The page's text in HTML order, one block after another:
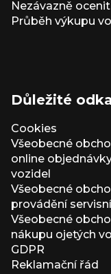
Nezávazně ocenit
Průběh výkupu
Důležité
Cookies
Všeobecné
online
vozidel
Všeobecné
provádění
Všeobecné
nákupu ojetých
GDPR
Reklamační řád